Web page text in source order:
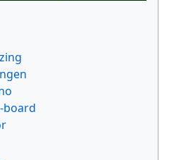
board